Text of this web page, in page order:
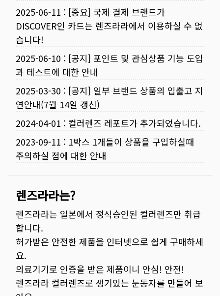
2025-06-11 : [중요] 국제 결제 브랜드가
DISCOVER인 카드는 렌즈라라에서 이용하실 수 없
습니다!
2025-06-10 : [공지] 포인트 및 관심상품 기능 도입
과 테스트에 대한 안내
2025-03-30 : [공지] 일부 브랜드 상품의 입출고 지
연안내(7월 14일 갱신)
2024-04-01 : 컬러렌즈 레포트가 추가되었습니다.
2023-09-11 : 1박스 1개들이 상품을 구입하실때
주의하실 점에 대한 안내
렌즈라라는?
렌즈라라는 일본에서 정식승인된 컬러렌즈만 취급
합니다.
허가받은 안전한 제품을 인터넷으로 쉽게 구매하세
요.
의료기기로 인증을 받은 제품이니 안심! 안전!
렌즈라라 컬러렌즈로 생기있는 눈동자를 만들어 보